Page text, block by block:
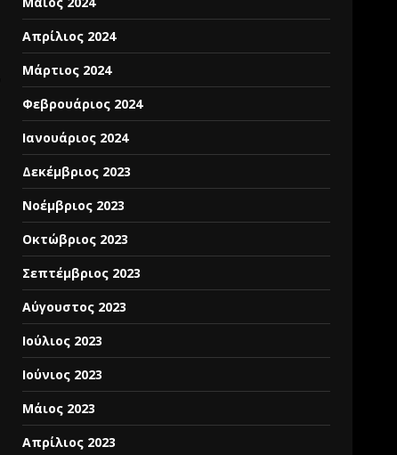
Απρίλιος 2024
Μάρτιος 2024
Φεβρουάριος 2024
Ιανουάριος 2024
Δεκέμβριος 2023
Νοέμβριος 2023
Οκτώβριος 2023
Σεπτέμβριος 2023
Αύγουστος 2023
Ιούλιος 2023
Ιούνιος 2023
Μάιος 2023
Απρίλιος 2023